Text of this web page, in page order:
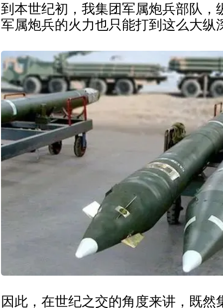
到本世纪初，我集团军属炮兵部队，
军属炮兵的火力也只能打到这么大纵
因此，在世纪之交的角度来讲，既然